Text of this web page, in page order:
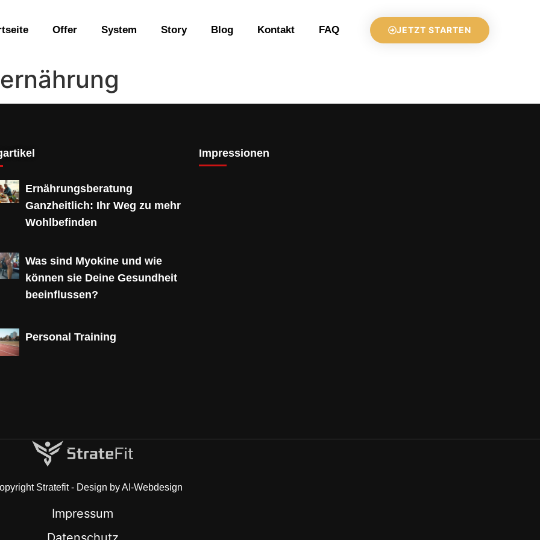
Offer System Story Blog Kontakt FAQ JETZT STARTEN
Ernährungsberatung
Ganzheitlich: Ihr Weg zu mehr
Wohlbefinden
Was sind Myokine und wie
können sie Deine Gesundheit
beeinflussen?
Personal Training
Impressionen
Stratefit - Design by AI-Webdesign
Impressum